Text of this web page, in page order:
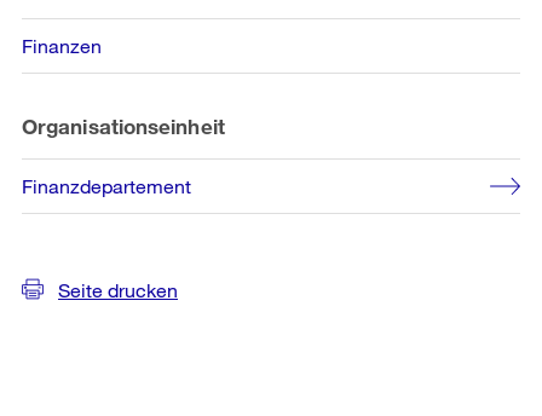
Finanzen
Organisationseinheit
Finanzdepartement
Seite drucken